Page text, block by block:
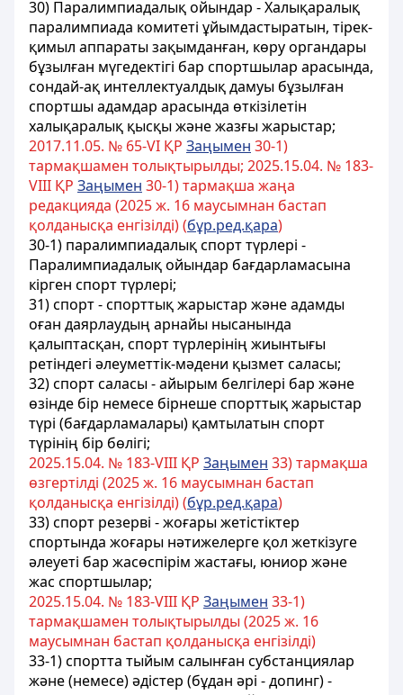
30) Паралимпиадалық ойындар - Халықаралық
паралимпиада комитеті ұйымдастыратын, тірек-
қимыл аппараты зақымданған, көру органдары
бұзылған мүгедектігі бар спортшылар арасында,
сондай-ақ интеллектуалдық дамуы бұзылған
спортшы адамдар арасында өткізілетін
халықаралық қысқы жəне жазғы жарыстар;
2017.11.05. № 65-VІ ҚР Заңымен 30-1)
тармақшамен толықтырылды; 2025.15.04. № 183-
VIII ҚР Заңымен 30-1) тармақша жаңа
редакцияда (2025 ж. 16 маусымнан бастап
қолданысқа енгізілді) (бұр.ред.қара)
30-1) паралимпиадалық спорт түрлері -
Паралимпиадалық ойындар бағдарламасына
кірген спорт түрлері;
31) спорт - спорттық жарыстар және адамды
оған даярлаудың арнайы нысанында
қалыптасқан, спорт түрлерінің жиынтығы
ретіндегі әлеуметтік-мәдени қызмет саласы;
32) спорт саласы - айырым белгілері бар және
өзінде бір немесе бірнеше спорттық жарыстар
түрі (бағдарламалары) қамтылатын спорт
түрінің бір бөлігі;
2025.15.04. № 183-VIII ҚР Заңымен 33) тармақша
өзгертілді (2025 ж. 16 маусымнан бастап
қолданысқа енгізілді) (бұр.ред.қара)
33) спорт резерві -жоғары жетістіктер
спортында жоғары нəтижелерге қол жеткізуге
әлеуеті бар жасөспірім жастағы, юниор жəне
жас спортшылар;
2025.15.04. № 183-VIII ҚР Заңымен 33-1)
тармақшамен толықтырылды (2025 ж. 16
маусымнан бастап қолданысқа енгізілді)
33-1) спортта тыйым салынған субстанциялар
жəне (немесе) əдістер (бұдан əрі - допинг) -